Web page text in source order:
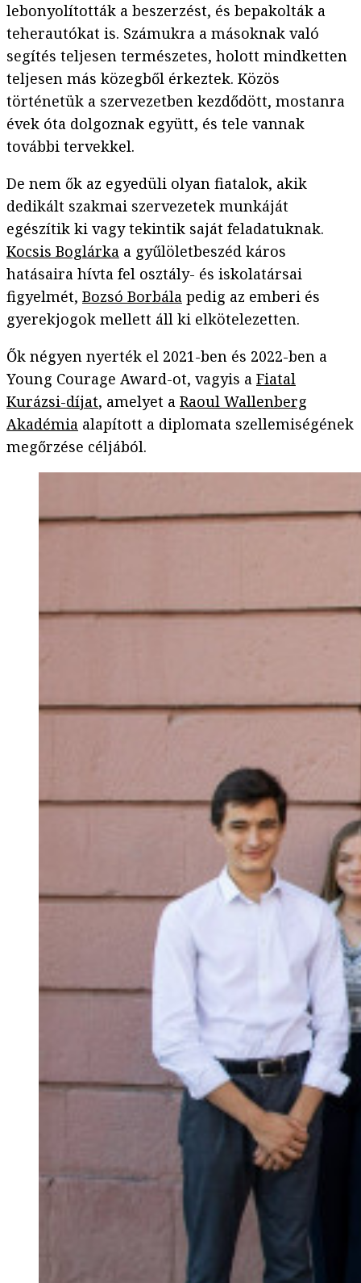
lebonyolították a beszerzést, és bepakolták a
teherautókat is. Számukra a másoknak való
segítés teljesen természetes, holott mindketten
teljesen más közegből érkeztek. Közös
történetük a szervezetben kezdődött, mostanra
évek óta dolgoznak együtt, és tele vannak
további tervekkel.
De nem ők az egyedüli olyan fiatalok, akik
dedikált szakmai szervezetek munkáját
egészítik ki vagy tekintik saját feladatuknak.
Kocsis Boglárka a gyűlöletbeszéd káros
hatásaira hívta fel osztály- és iskolatársai
figyelmét, Bozsó Borbála pedig az emberi és
gyerekjogok mellett áll ki elkötelezetten.
Ők négyen nyerték el 2021-ben és 2022-ben a
Young Courage Award-ot, vagyis a Fiatal
Kurázsi-díjat, amelyet a Raoul Wallenberg
Akadémia alapított a diplomata szellemiségének
megőrzése céljából.